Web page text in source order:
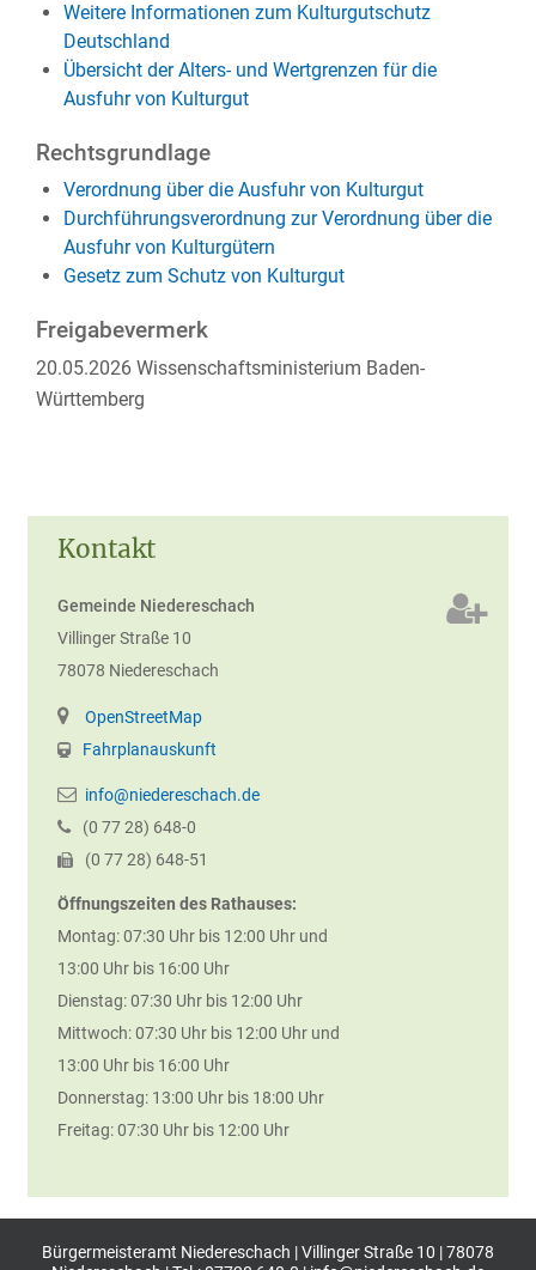
Kontakt
Gemeinde Niedereschach
Villinger Straße 10
78078 Niedereschach
OpenStreetMap
Fahrplanauskunft
info@niedereschach.de
(0 7728) 648-0
(0 7728) 648-51
Öffnungszeiten des Rathauses:
Montag: 07:30 Uhr bis 12:00 Uhr und
13:00 Uhr bis 16:00 Uhr
Dienstag: 07:30 Uhr bis 12:00 Uhr
Mittwoch: 07:30 Uhr bis 12:00 Uhr und
13:00 Uhr bis 16:00 Uhr
Donnerstag: 13:00 Uhr bis 18:00 Uhr
Freitag: 07:30 Uhr bis 12:00 Uhr
Weitere Informationen zum Kulturgutschutz
Deutschland
Übersicht der Alters- und Wertgrenzen für die
Ausfuhr von Kulturgut
Rechtsgrundlage
Verordnung über die Ausfuhr von Kulturgut
Durchführungsverordnung zur Verordnung über die
Ausfuhr von Kulturgütern
Gesetz zum Schutz von Kulturgut
Freigabevermerk
20.05.2026 Wissenschaftsministerium Baden-
Württemberg
Bürgermeisteramt Niedereschach | Villinger Straße 10 | 78078